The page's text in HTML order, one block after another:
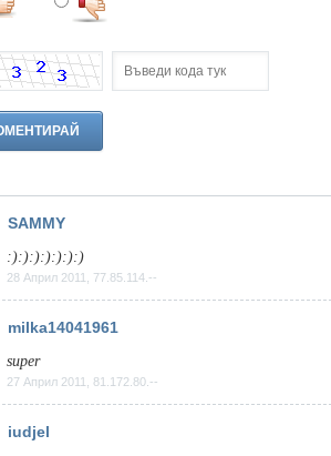
SAMMY
:):):):):):):)
28 Април 2011, 77.85.114.--
milka14041961
super
27 Април 2011, 81.172.80.--
iudjel